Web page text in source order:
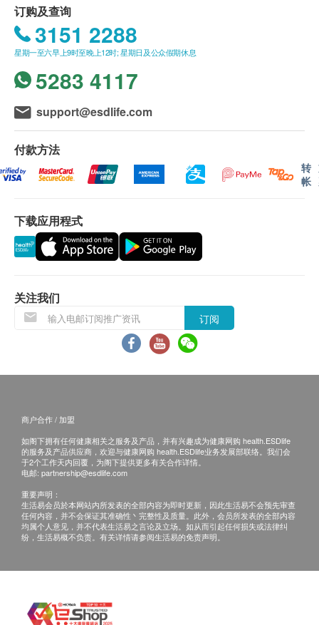
订单确认后将于 4-10 个工作天内安排发货。
不排除运送时间会因节日而有所影响。
当八号烈风讯号悬挂或黑色暴雨警告生效时，送货服务
时间将会延迟。农历初一、初二及初三均会休息(不提
供送货)，敬请留意。
所有订单须视乎相关货品的供应情况再作最后确认。倘
若供应商未能提供任何订单上的货品，健康网购
health.ESDlife 有权拒绝接受该订单，并且会于送货前
透过电话或电邮通知顾客再作安排。
倘若由于不可抗力的原因(包括但不限于由于天灾、火
灾、水灾、意外、暴乱、战争、政府政策、罢工或任何
不能控制的情况)而未能准确地提供阁下所需的货品或
不会承担任何责任或赔偿。
舜腾发展有限公司 会据阁下提供的地址尽力确保货品在
送货日期前送到该地址，若因阁下的原因而导致货品超
过送货日期60日后仍不成功派送，舜腾发展有限公司
保养条款：
客户于收取货品时必须检查所订购之货品是否有损毁。
如发现货品损毁(不包括蓄意损坏者)，请客户在送货日
期起计 7 天以内通知。
权不受理。
> 此产品由舜腾发展有限公司提供。
> 如有任何争议，舜腾发展有限公司及健康网购
health.ESDlife保留最终决议权。
订购及查询
3151 2288
星期一至六早上9时至晚上12时; 星期日及公众假期休息
5283 4117
support@esdlife.com
付款方法
转
帐
下载应用程式
关注我们
订阅
商户合作 / 加盟
如阁下拥有任何健康相关之服务及产品，并有兴趣成为健康网购 health.ESDlife
的服务及产品供应商，欢迎与健康网购 health.ESDlife业务发展部联络。我们会
于2个工作天内回覆，为阁下提供更多有关合作详情。
电邮: partnership@esdlife.com
重要声明：
生活易会员於本网站内所发表的全部内容为即时更新，因此生活易不会预先审查
任何内容，并不会保证其准确性丶完整性及质量。此外，会员所发表的全部内容
均属个人意见，并不代表生活易之言论及立场。如从而引起任何损失或法律纠
纷，生活易概不负责。有关详情请参阅生活易的免责声明。